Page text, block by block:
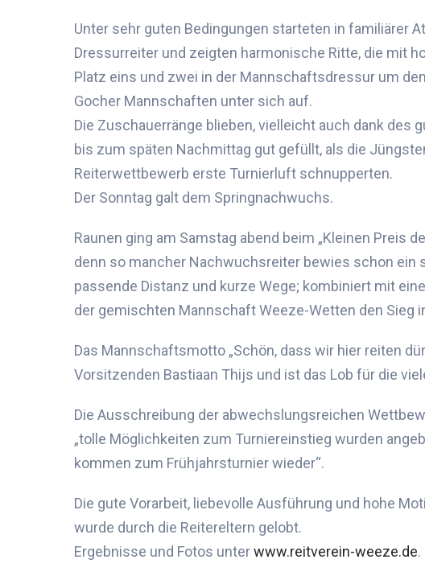
Unter sehr guten Bedingungen starteten in familiärer
Dressurreiter und zeigten harmonische Ritte, die mit
Platz eins und zwei in der Mannschaftsdressur um
Gocher Mannschaften unter sich auf.
Die Zuschauerränge blieben, vielleicht auch dank des
bis zum späten Nachmittag gut gefüllt, als die
Reiterwettbewerb erste Turnierluft schnupperten.
Der Sonntag galt dem Springnachwuchs.
Raunen ging am Samstag abend beim „Kleinen Preis
denn so mancher Nachwuchsreiter bewies schon ein
passende Distanz und kurze Wege; kombiniert mit
der gemischten Mannschaft Weeze-Wetten den Sieg
Das Mannschaftsmotto „Schön, dass wir hier reiten
Vorsitzenden Bastiaan Thijs und ist das Lob für die
Die Ausschreibung derabwechslungsreichen
„tolle Möglichkeiten zum Turniereinstieg wurden
kommen zum Frühjahrsturnier wieder“.
Die gute Vorarbeit, liebevolle Ausführung und hohe
wurde durch die Reitereltern gelobt.
Ergebnisse und Fotos unterwww.reitverein-weeze.de.